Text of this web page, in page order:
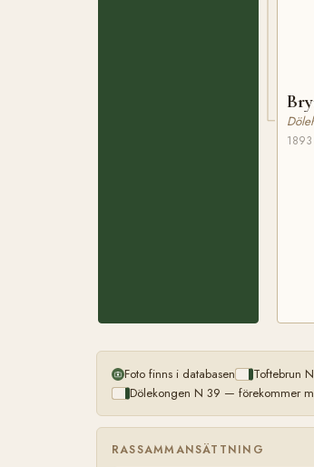
1893
Foto finns i databasen Toftebrun
Dölekongen N 39 — förekommer
RASSAMMANSÄTTNING